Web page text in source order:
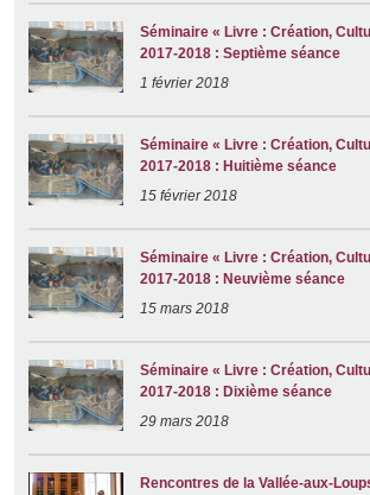
Séminaire « Livre : Création,
2017-2018 : Septième séance
1 février 2018
Séminaire « Livre : Création,
2017-2018 : Huitième séance
15 février 2018
Séminaire « Livre : Création,
2017-2018 : Neuvième séance
15 mars 2018
Séminaire « Livre : Création,
2017-2018 : Dixième séance
29 mars 2018
Rencontres de la Vallée-aux-